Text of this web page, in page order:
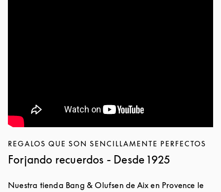
REGALOS QUE SON SENCILLAMENTE PERFECTOS
Forjando recuerdos - Desde 1925
Nuestra tienda Bang & Olufsen de Aix en Provence le